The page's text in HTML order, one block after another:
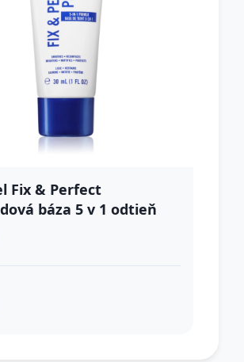
Fix & Perfect
báza 5 v 1 odtieň